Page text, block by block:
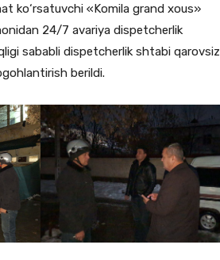
ko‘rsatuvchi «Komila grand xous»
24/7 avariya dispetcherlik
sababli dispetcherlik shtabi qarovsiz
berildi.